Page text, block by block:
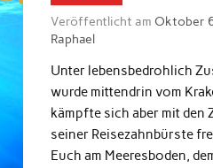
Veröffentlicht am Oktober
Raphael
Unter lebensbedrohlich
wurde mittendrin vom
kämpfte sich aber mit den
seiner Reisezahnbürste
Euch am Meeresboden,